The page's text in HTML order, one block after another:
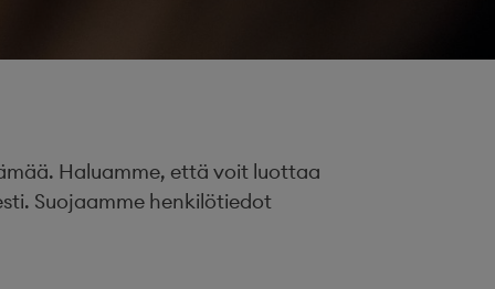
Haluamme, että voit luottaa
Suojaamme henkilötiedot